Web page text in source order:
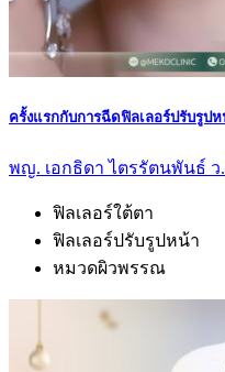
ครั้งแรกกับการฉีดฟิลเลอร์ปรับรูป
พญ. เอกธิดา ไตรรัตนพันธ์ ว
ฟิลเลอร์ใต้ตา
ฟิลเลอร์ปรับรูปหน้า
หมวดผิวพรรณ